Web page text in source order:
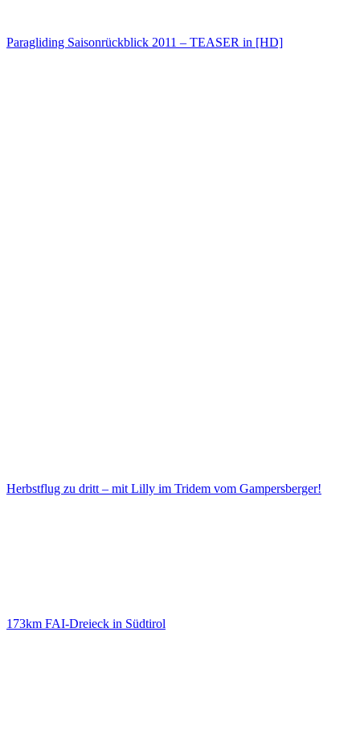
Paragliding Saisonrückblick 2011 – TEASER in [HD]
Herbstflug zu dritt – mit Lilly im Tridem vom Gampersberger!
173km FAI-Dreieck in Südtirol